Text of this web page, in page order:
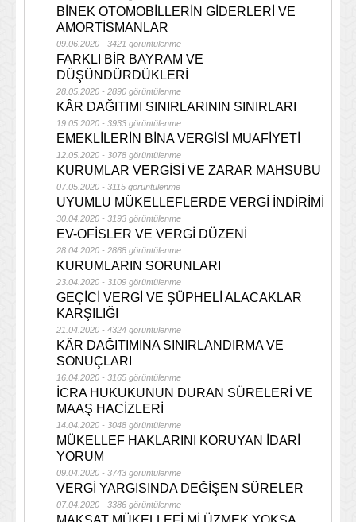
BİNEK OTOMOBİLLERİN GİDERLERİ VE
AMORTİSMANLAR
09.06.2020 - 3421 görüntülenme
FARKLI BİR BAYRAM VE
DÜŞÜNDÜRDÜKLERİ
28.05.2020 - 2890 görüntülenme
KÂR DAĞITIMI SINIRLARININ SINIRLARI
19.05.2020 - 3933 görüntülenme
EMEKLİLERİN BİNA VERGİSİ MUAFİYETİ
12.05.2020 - 3078 görüntülenme
KURUMLAR VERGİSİ VE ZARAR MAHSUBU
07.05.2020 - 3115 görüntülenme
UYUMLU MÜKELLEFLERDE VERGİ İNDİRİMİ
30.04.2020 - 3193 görüntülenme
EV-OFİSLER VE VERGİ DÜZENİ
28.04.2020 - 2868 görüntülenme
KURUMLARIN SORUNLARI
23.04.2020 - 3109 görüntülenme
GEÇİCİ VERGİ VE ŞÜPHELİ ALACAKLAR
KARŞILIĞI
21.04.2020 - 4324 görüntülenme
KÂR DAĞITIMINA SINIRLANDIRMA VE
SONUÇLARI
16.04.2020 - 3165 görüntülenme
İCRA HUKUKUNUN DURAN SÜRELERİ VE
MAAŞ HACİZLERİ
14.04.2020 - 3048 görüntülenme
MÜKELLEF HAKLARINI KORUYAN İDARİ
YORUM
09.04.2020 - 3743 görüntülenme
VERGİ YARGISINDA DEĞİŞEN SÜRELER
07.04.2020 - 3386 görüntülenme